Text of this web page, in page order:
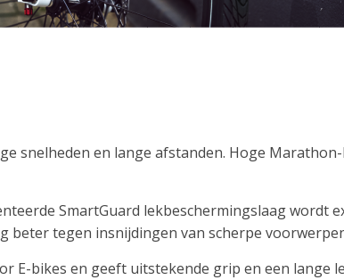
snelheden en lange afstanden. Hoge
SmartGuard lekbeschermingslaag wordt
beter tegen insnijdingen van scherpe
E-bikes en geeft uitstekende grip en een lange